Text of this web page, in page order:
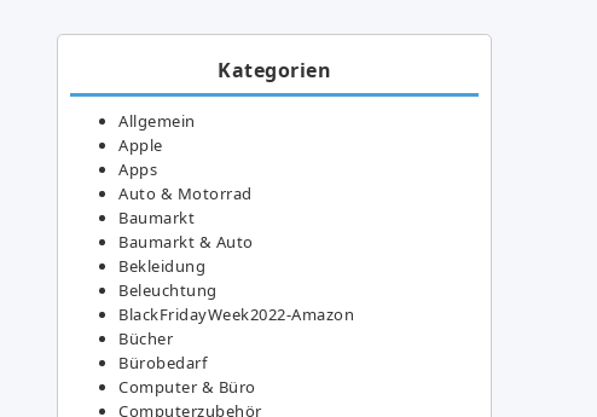
Kategorien
Allgemein
Apple
Apps
Auto & Motorrad
Baumarkt
Baumarkt & Auto
Bekleidung
Beleuchtung
BlackFridayWeek2022-Amazon
Bücher
Bürobedarf
Computer & Büro
Computerzubehör